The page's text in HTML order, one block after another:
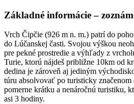
Základné informácie –
Vrch Čipčie (926 m n. m.) patrí do
do Lúčanskej časti. Svojou výškou
pre pekné prostredie a výhľady z
Turie, ktorú nájdeš približne 10km od
dedina je zároveň aj jediným
túru absolvovať po turisticky značenom
pomerne krátku a nenáročnú turistiku,
asi 3 hodiny.